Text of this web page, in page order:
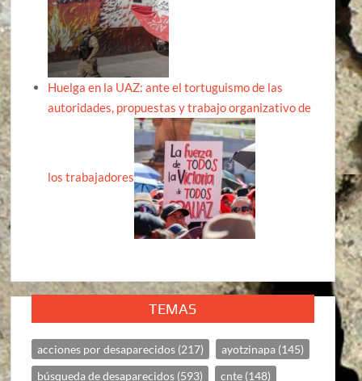
Huelga en la UAZ: ante el tortuguismo de las
autoridades, propuestas y trabajo organizativo de
los trabajadores
TEMAS
acciones por desaparecidos (217) ayotzinapa (145)
búsqueda de desaparecidos (593) cnte (148)